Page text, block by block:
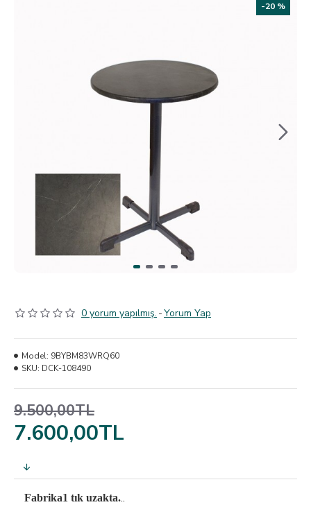
-20 %
0 yorum yapılmış. -Yorum Yap
7.600,00TL
9.500,00TL
Model: 9BYBM83WRQ60
SKU: DCK-108490
Fabrika1 tık uzakta...